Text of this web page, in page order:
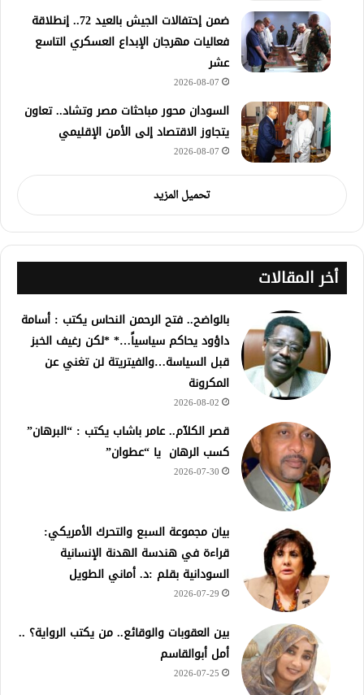
ضمن إحتفالات الجيش بالعيد 72.. إنطلاقة
فعاليات مهرجان الإبداع العسكري التاسع
عشر
2026-08-07
السودان محور مباحثات مصر وتشاد.. تعاون
يتجاوز الاقتصاد إلى الأمن الإقليمي
2026-08-07
تحميل المزيد
أخر المقالات
بالواضح.. فتح الرحمن النحاس يكتب : أسامة
داؤود يحاكم سياسياً…* *لكن رغيف الخبز
قبل السياسة…والفيتريتة لن تغني عن
المكرونة
2026-08-02
قصر الكلآم.. عامر باشاب يكتب : “البرهان”
كسب الرهان يا “عطوان”
2026-07-30
بيان مجموعة السبع والتحرك الأمريكي:
قراءة في هندسة الهدنة الإنسانية
السودانية بقلم :د. أماني الطويل
2026-07-29
بين العقوبات والوقائع.. من يكتب الرواية؟ ..
أمل أبوالقاسم
2026-07-25